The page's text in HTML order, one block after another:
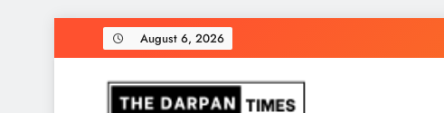
August 6, 2026